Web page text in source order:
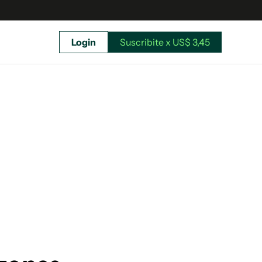
Login Suscribite x US$ 3,45